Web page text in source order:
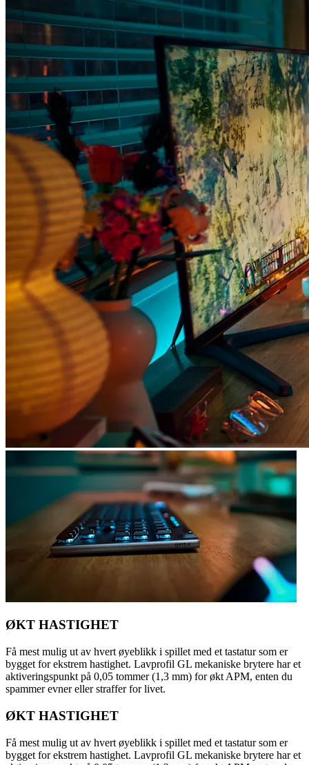
ØKT HASTIGHET
Få mest mulig ut av hvert øyeblikk i spillet med et tastatur som er
bygget for ekstrem hastighet. Lavprofil GL mekaniske brytere har et
aktiveringspunkt på 0,05 tommer (1,3 mm) for økt APM, enten du
spammer evner eller straffer for livet.
ØKT HASTIGHET
Få mest mulig ut av hvert øyeblikk i spillet med et tastatur som er
bygget for ekstrem hastighet. Lavprofil GL mekaniske brytere har et